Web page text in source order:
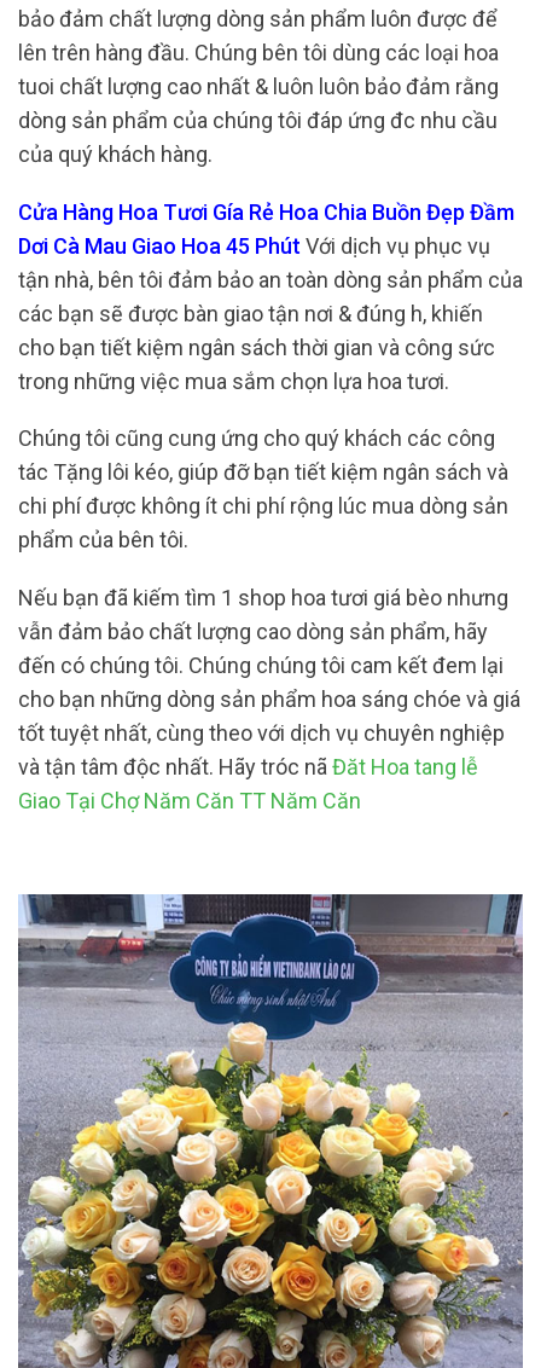
bảo đảm chất lượng dòng sản phẩm luôn được để
lên trên hàng đầu. Chúng bên tôi dùng các loại hoa
tuoi chất lượng cao nhất & luôn luôn bảo đảm rằng
dòng sản phẩm của chúng tôi đáp ứng đc nhu cầu
của quý khách hàng.
Cửa Hàng Hoa Tươi Gía Rẻ Hoa Chia Buồn Đẹp Đầm
Dơi Cà Mau Giao Hoa 45 Phút Với dịch vụ phục vụ
tận nhà, bên tôi đảm bảo an toàn dòng sản phẩm của
các bạn sẽ được bàn giao tận nơi & đúng h, khiến
cho bạn tiết kiệm ngân sách thời gian và công sức
trong những việc mua sắm chọn lựa hoa tươi.
Chúng tôi cũng cung ứng cho quý khách các công
tác Tặng lôi kéo, giúp đỡ bạn tiết kiệm ngân sách và
chi phí được không ít chi phí rộng lúc mua dòng sản
phẩm của bên tôi.
Nếu bạn đã kiếm tìm 1 shop hoa tươi giá bèo nhưng
vẫn đảm bảo chất lượng cao dòng sản phẩm, hãy
đến có chúng tôi. Chúng chúng tôi cam kết đem lại
cho bạn những dòng sản phẩm hoa sáng chóe và giá
tốt tuyệt nhất, cùng theo với dịch vụ chuyên nghiệp
và tận tâm độc nhất. Hãy tróc nã Đăt Hoa tang lễ
Giao Tại Chợ Năm Căn TT Năm Căn